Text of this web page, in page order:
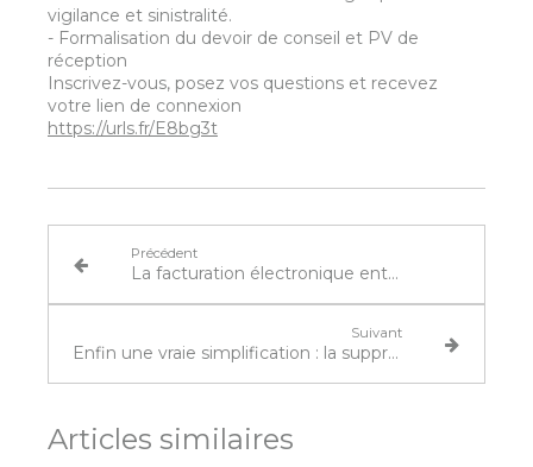
vigilance et sinistralité.
- Formalisation du devoir de conseil et PV de
réception
Inscrivez-vous, posez vos questions et recevez
votre lien de connexion
https://urls.fr/E8bg3t
Précédent
La facturation électronique entre entreprises : une réforme qui touche toutes les entreprises
Suivant
Enfin une vraie simplification : la suppression des attestations de TVA à 5,5% et 10%
Articles similaires